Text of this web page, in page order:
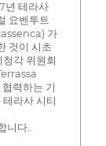
년 테라사
요벤투트
가
것이 시초
각 위원회
력하는 기
라사 시티
니다..